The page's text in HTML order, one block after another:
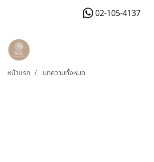
02-105-4137
หน้าแรก บทความทั้งหมด